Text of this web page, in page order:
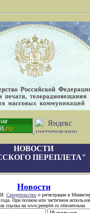
НОВОСТИ
ПЕРЕПЛЕТА"
Новости
Свидетельство о регистрации в
При полном или частичном
ссылка на www.pereplet.ru обязательна.